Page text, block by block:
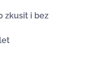
zkusit i bez